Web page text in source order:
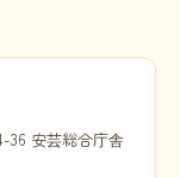
36 安芸総合庁舎